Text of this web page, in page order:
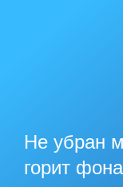
Не убран
горит